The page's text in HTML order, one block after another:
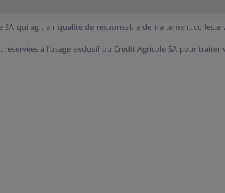
qui agit en qualité de responsable de traitement
à l’usage exclusif du Crédit Agricole SA pour traiter